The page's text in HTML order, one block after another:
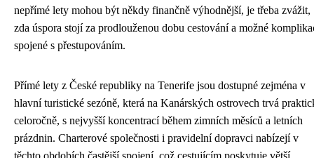
nepřímé lety mohou být někdy finančně výhodnější, je třeba zvážit,
zda úspora stojí za prodlouženou dobu cestování a možné
spojené s přestupováním.
Přímé lety z České republiky na Tenerife jsou dostupné zejména v
hlavní turistické sezóně, která na Kanárských ostrovech trvá
celoročně, s nejvyšší koncentrací během zimních měsíců a letních
prázdnin. Charterové společnosti i pravidelní dopravci nabízejí v